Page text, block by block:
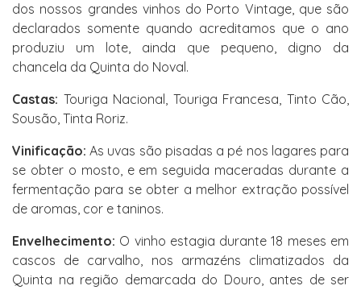
dos nossos grandes vinhos do Porto Vintage, que são
declarados somente quando acreditamos que o ano
produziu um lote, ainda que pequeno, digno da
chancela da Quinta do Noval.
Castas: Touriga Nacional, Touriga Francesa, Tinto Cão,
Sousão, Tinta Roriz.
Vinificação: As uvas são pisadas a pé nos lagares para
se obter o mosto, e em seguida maceradas durante a
fermentação para se obter a melhor extração possível
de aromas, cor e taninos.
Envelhecimento: O vinho estagia durante 18 meses em
cascos de carvalho, nos armazéns climatizados da
Quinta na região demarcada do Douro, antes de ser